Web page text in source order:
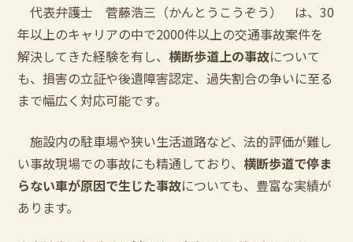
代表弁護士 菅藤浩三（かんとうこうぞう） は、30
年以上のキャリアの中で2000件以上の交通事故案件を
解決してきた経験を有し、 横断歩道上の事故について
も、損害の立証や後遺障害認定、過失割合の争いに至る
まで幅広く対応可能です。
施設内の駐車場や狭い生活道路など、法的評価が難し
い事故現場での事故にも精通しており、 横断歩道で停ま
らない車が原因で生じた事故についても、豊富な実績が
あります。